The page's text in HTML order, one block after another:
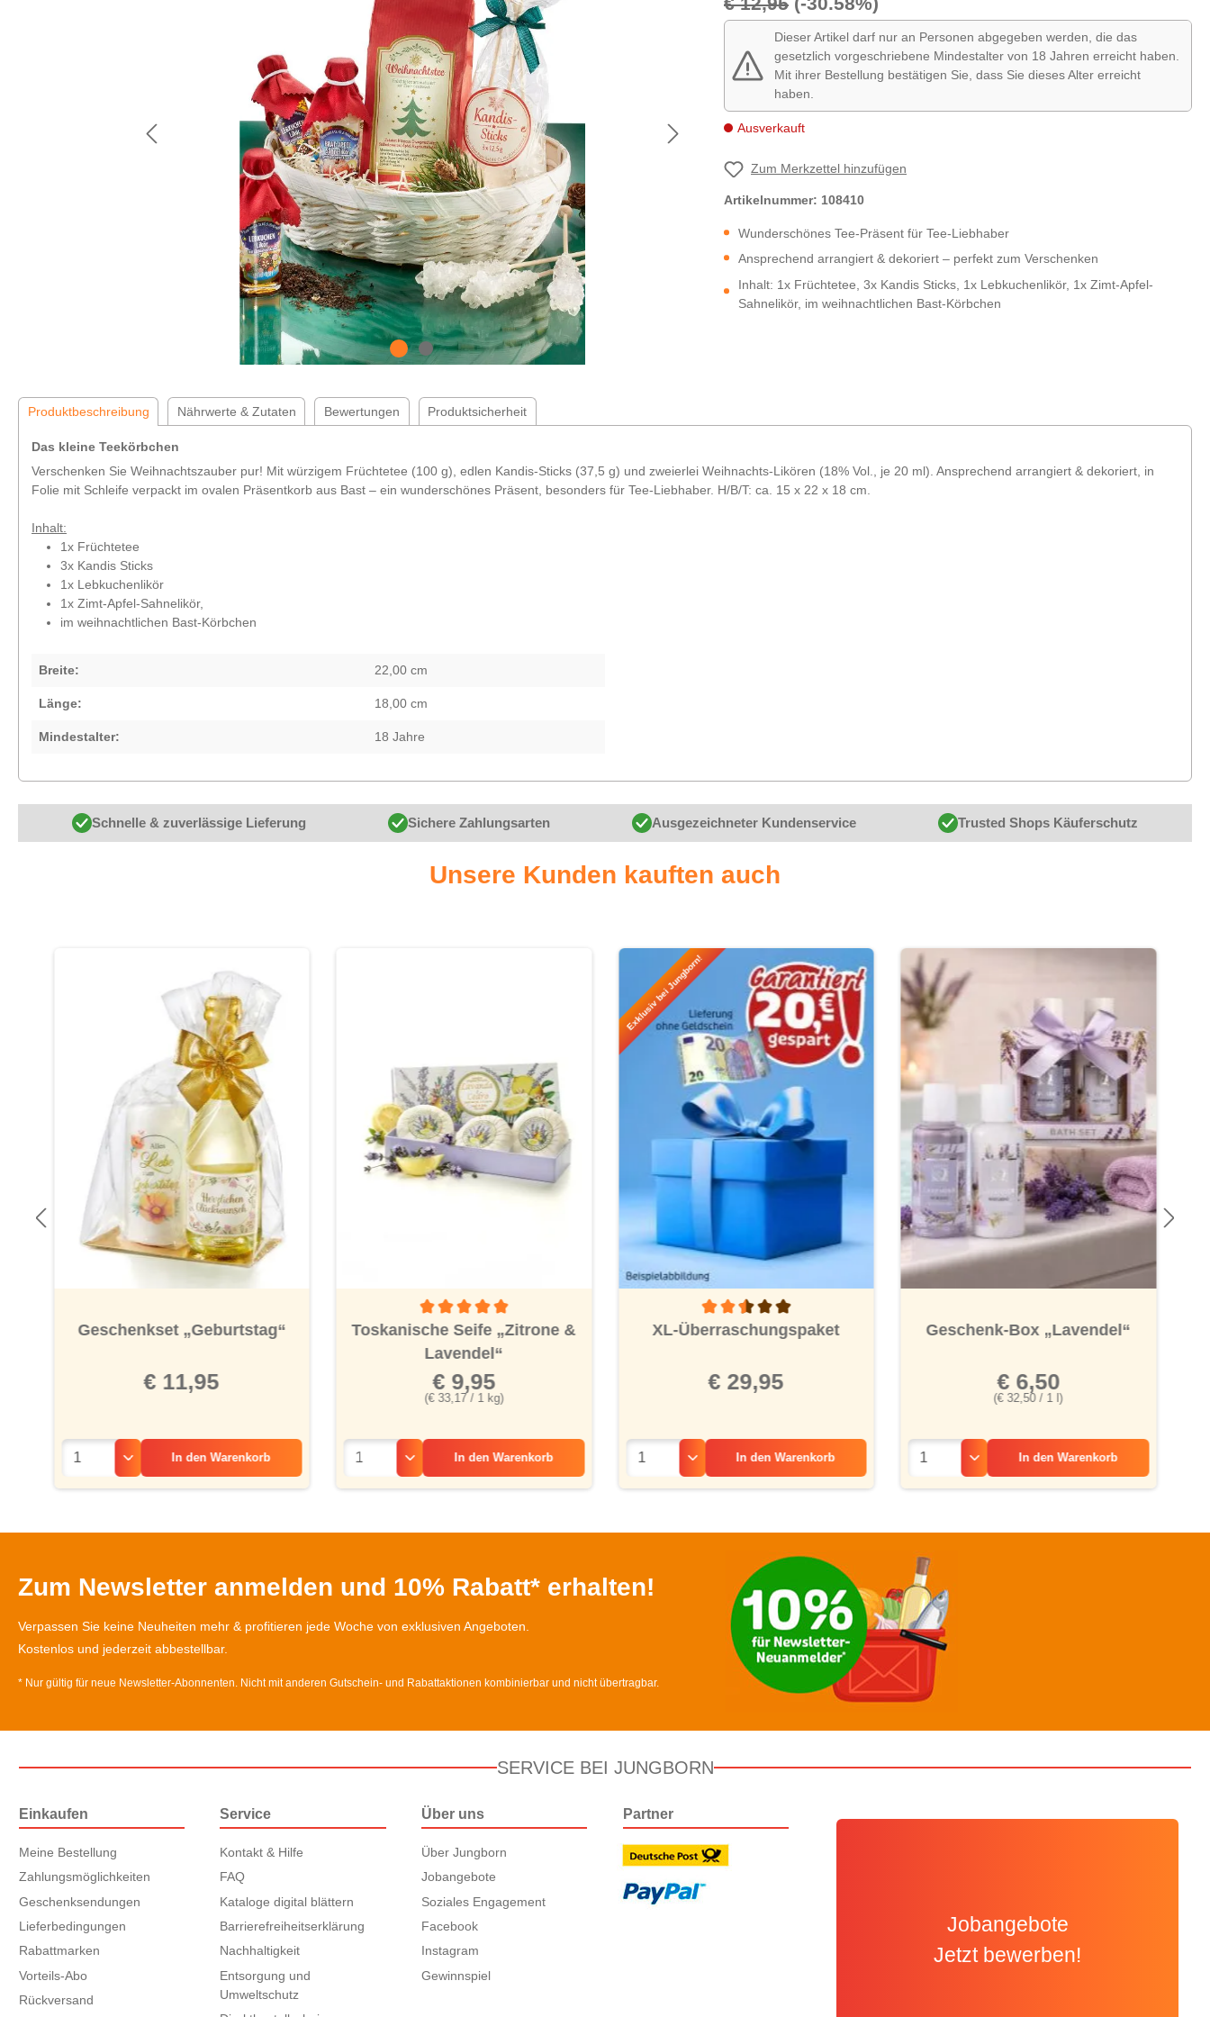
Dieser Artikel darf nur an Personen abgegeben werden, die das
gesetzlich vorgeschriebene Mindestalter von 18 Jahren erreicht haben.
Mit ihrer Bestellung bestätigen Sie, dass Sie dieses Alter erreicht
haben.
Ausverkauft
Zum Merkzettel hinzufügen
Artikelnummer: 108410
Wunderschönes Tee-Präsent für Tee-Liebhaber
Ansprechend arrangiert & dekoriert – perfekt zum Verschenken
Inhalt: 1x Früchtetee, 3x Kandis Sticks, 1x Lebkuchenlikör, 1x Zimt-Apfel-
Sahnelikör, im weihnachtlichen Bast-Körbchen
Produktbeschreibung Nährwerte & Zutaten Bewertungen Produktsicherheit
Das kleine Teekörbchen
Verschenken Sie Weihnachtszauber pur! Mit würzigem Früchtetee (100 g), edlen Kandis-Sticks (37,5 g) und zweierlei Weihnachts-Likören (18% Vol., je 20 ml). Ansprechend arrangiert & dekoriert, in
Folie mit Schleife verpackt im ovalen Präsentkorb aus Bast – ein wunderschönes Präsent, besonders für Tee-Liebhaber. H/B/T: ca. 15 x 22 x 18 cm.
Inhalt:
1x Früchtetee
3x Kandis Sticks
1x Lebkuchenlikör
1x Zimt-Apfel-Sahnelikör,
im weihnachtlichen Bast-Körbchen
Breite: 22,00 cm
Länge: 18,00 cm
Mindestalter: 18 Jahre
Schnelle & zuverlässige Lieferung Sichere Zahlungsarten Ausgezeichneter Kundenservice Trusted Shops Käuferschutz
Unsere Kunden kauften auch
Geschenkset „Geburtstag“
€ 11,95
In den Warenkorb
Durchschnittliche Bewertung von 5 von 5 Sternen
Toskanische Seife „Zitrone &
Lavendel“
(€ 33,17 / 1 kg)
€ 9,95
In den Warenkorb
Exklusiv bei Jungborn!
Durchschnittliche Bewertung von 2.5 von 5 Sternen
XL-Überraschungspaket
€ 29,95
In den Warenkorb
Geschenk-Box „Lavendel“
(€ 32,50 / 1 l)
€ 6,50
In den Warenkorb
Zum Newsletter anmelden und 10% Rabatt* erhalten!
Verpassen Sie keine Neuheiten mehr & profitieren jede Woche von exklusiven Angeboten.
Kostenlos und jederzeit abbestellbar.
* Nur gültig für neue Newsletter-Abonnenten. Nicht mit anderen Gutschein- und Rabattaktionen kombinierbar und nicht übertragbar.
SERVICE BEI JUNGBORN
Einkaufen
Meine Bestellung
Zahlungsmöglichkeiten
Geschenksendungen
Lieferbedingungen
Rabattmarken
Vorteils-Abo
Rückversand
Service
Kontakt & Hilfe
FAQ
Kataloge digital blättern
Barrierefreiheitserklärung
Nachhaltigkeit
Entsorgung und
Umweltschutz
Über uns
Über Jungborn
Jobangebote
Soziales Engagement
Facebook
Instagram
Gewinnspiel
Partner
Jobangebote
Jetzt bewerben!